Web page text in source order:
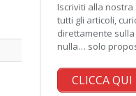
Iscriviti alla nostra
tutti gli articoli,
direttamente sulla
nulla… solo
CLICCA QUI